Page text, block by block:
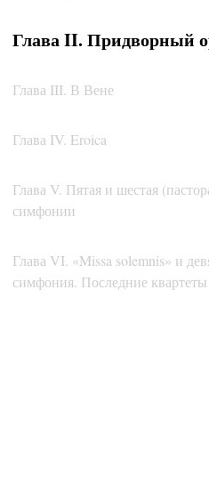
Глава II. Придворный
Глава III. В Вене
Глава IV. Eroica
Глава V. Пятая и шестая
симфонии
Глава VI. «Missa solemnis» и
симфония. Последние квартеты